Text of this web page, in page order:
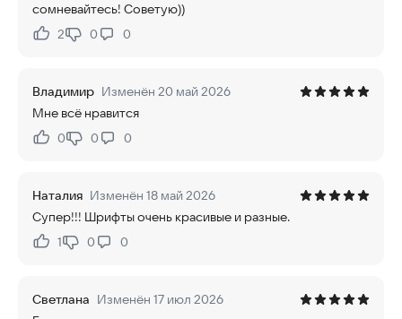
сомневайтесь! Советую))
Нравится:
2Не нравится:
0 0
Владимир Изменён 20 май 2026
Мне всё нравится
Нравится:
0Не нравится:
0 0
Наталия Изменён 18 май 2026
Супер!!! Шрифты очень красивые и разные.
Нравится:
1Не нравится:
0 0
Светлана Изменён 17 июл 2026